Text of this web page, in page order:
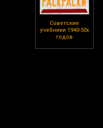
Советские
учебники 1940-50х
годов